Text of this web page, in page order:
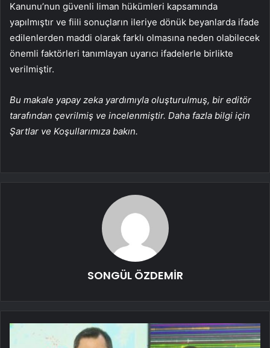
Kanunu’nun güvenli liman hükümleri kapsamında
yapılmıştır ve fiili sonuçların ileriye dönük beyanlarda ifade
edilenlerden maddi olarak farklı olmasına neden olabilecek
önemli faktörleri tanımlayan uyarıcı ifadelerle birlikte
verilmiştir.
Bu makale yapay zeka yardımıyla oluşturulmuş, bir editör
tarafından çevrilmiş ve incelenmiştir. Daha fazla bilgi için
Şartlar ve Koşullarımıza bakın.
SONGÜL ÖZDEMİR